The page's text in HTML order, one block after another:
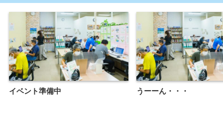
イベント準備中 うーーん・・・